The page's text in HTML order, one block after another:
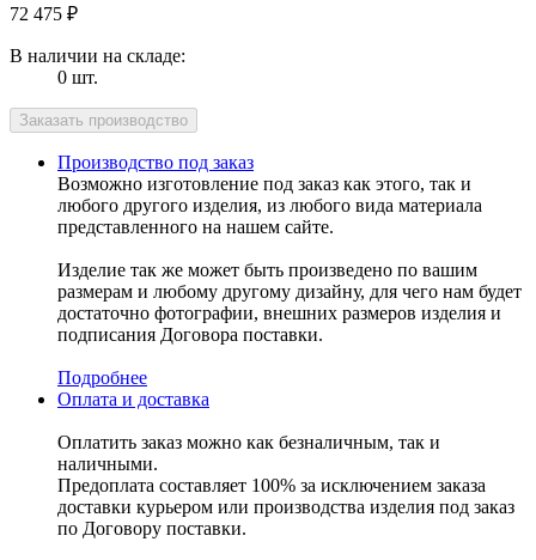
72 475 ₽
В наличии на складе:
0 шт.
Производство под заказ
Возможно изготовление под заказ как этого, так и
любого другого изделия, из любого вида материала
представленного на нашем сайте.
Изделие так же может быть произведено по вашим
размерам и любому другому дизайну, для чего нам будет
достаточно фотографии, внешних размеров изделия и
подписания Договора поставки.
Подробнее
Оплата и доставка
Оплатить заказ можно как безналичным, так и
наличными.
Предоплата составляет 100% за исключением заказа
доставки курьером или производства изделия под заказ
по Договору поставки.